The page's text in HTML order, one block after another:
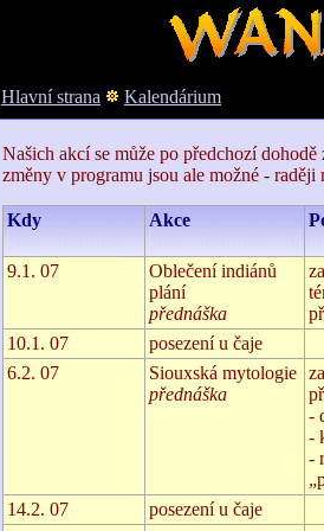
Hlavní strana Kalendárium
Našich akcí se může po předchozí
změny v programu jsou ale možné - raději
Kdy Akce
9.1. 07
Oblečení indiánů
plání
přednáška
10.1. 07
posezení u čaje
6.2. 07
Siouxská mytologie
přednáška
-
-
-
14.2. 07
posezení u čaje